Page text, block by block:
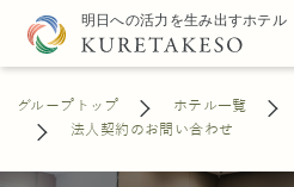
グループトップ ホテル一覧
法人契約のお問い合わせ